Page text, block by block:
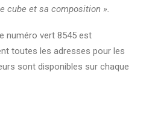
cube et sa composition ».
numéro vert 8545 est
toutes les adresses pour les
sont disponibles sur chaque